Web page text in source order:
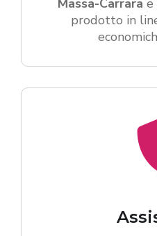
Massa-Carrara e
prodotto in